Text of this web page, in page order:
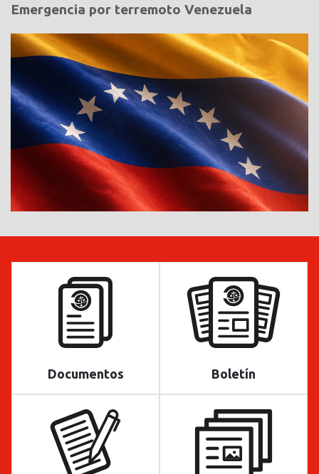
Emergencia por terremoto Venezuela
Documentos Boletín